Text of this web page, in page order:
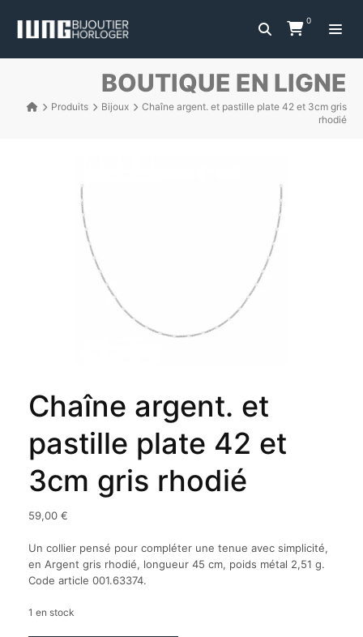
0
BOUTIQUE EN LIGNE
Produits Bijoux
Chaîne argent. et pastille plate 42 et 3cm gris
rhodié
Chaîne argent. et
pastille plate 42 et
3cm gris rhodié
59,00 €
Un collier pensé pour compléter une tenue avec simplicité,
en Argent gris rhodié, longueur 45 cm, poids métal 2,51 g.
Code article 001.63374.
1 en stock